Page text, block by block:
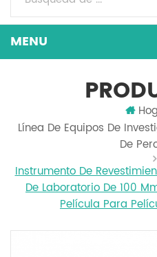
Línea De Equipos De
De
Instrumento De
De Laboratorio De 100
Película Para